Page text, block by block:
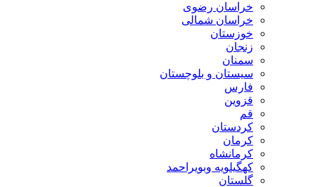
خراسان رضوی
خراسان شمالی
خوزستان
زنجان
سمنان
سیستان و بلوچستان
فارس
قزوین
قم
کردستان
کرمان
کرمانشاه
کهگیلویه وبویراحمد
گلستان